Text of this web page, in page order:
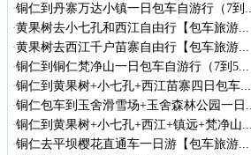
·铜仁到丹寨万达小镇一日包车自游行（7到...
·黄果树去小七孔和西江自由行【包车旅游...
·黄果树去西江千户苗寨自由行【包车旅游...
·铜仁到铜仁梵净山一日包车自游行（7到5...
·铜仁到黄果树+小七孔+西江苗寨四日包车...
·铜仁包车到玉舍滑雪场+玉舍森林公园一日...
·铜仁到黄果树+小七孔+西江+镇远+梵净山...
·铜仁去平坝樱花直通车一日游【包车旅游...